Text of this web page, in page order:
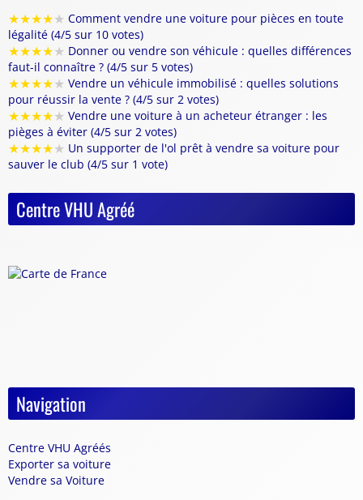
★★★★★ Comment vendre une voiture pour pièces en toute
légalité (4/5 sur 10 votes)
★★★★★ Donner ou vendre son véhicule : quelles différences
faut-il connaître ? (4/5 sur 5 votes)
★★★★★ Vendre un véhicule immobilisé : quelles solutions
pour réussir la vente ? (4/5 sur 2 votes)
★★★★★ Vendre une voiture à un acheteur étranger : les
pièges à éviter (4/5 sur 2 votes)
★★★★★ Un supporter de l'ol prêt à vendre sa voiture pour
sauver le club (4/5 sur 1 vote)
Centre VHU Agréé
Navigation
Centre VHU Agréés
Exporter sa voiture
Vendre sa Voiture